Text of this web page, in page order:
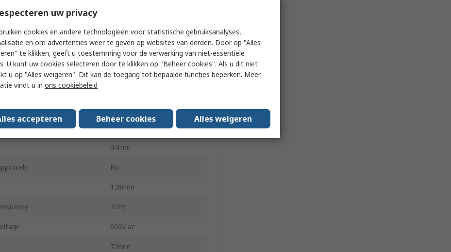
20mA
Alkaline
Mains
Temperature
380g
Temperature 40°C
44mm
No
128mm
70Hz
600V ac
72mm
uw privacy
cookies en andere technologieën voor statistische gebruiksanalyses,
en om advertenties weer te geven op websites van derden. Door op "Alles
te klikken, geeft u toestemming voor de verwerking van niet-essentiële
U kunt uw cookies selecteren door te klikken op "Beheer cookies". Als u dit niet
u op "Alles weigeren". Dit kan de toegang tot bepaalde functies beperken. Meer
vindt u in ons cookiebeleid
accepteren Beheer cookies Alles weigeren